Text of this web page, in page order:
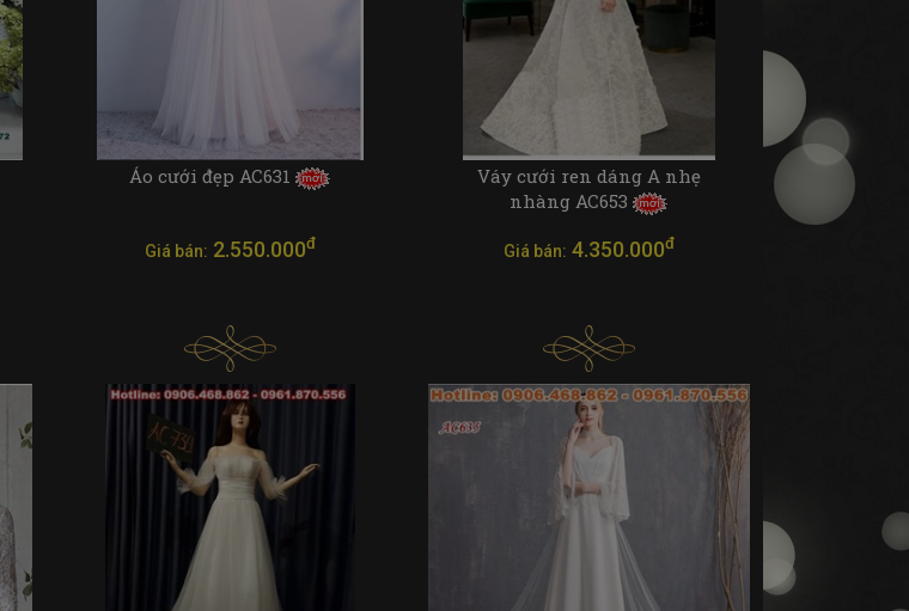
Áo cưới đẹp AC631
Giá bán: 2.550.000đ
Váy cưới ren dáng A nhẹ
nhàng AC653
Giá bán: 4.350.000đ